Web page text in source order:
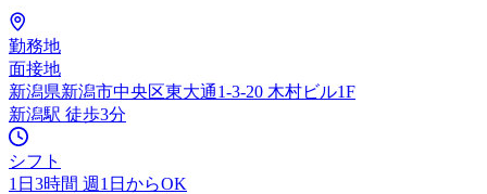
勤務地
面接地
新潟県新潟市中央区東大通1-3-20 木村ビル1F
新潟駅 徒歩3分
シフト
1日3時間 週1日からOK